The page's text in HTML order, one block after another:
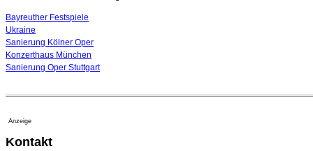
Bayreuther Festspiele
Ukraine
Sanierung Kölner Oper
Konzerthaus München
Sanierung Oper Stuttgart
Anzeige
Kontakt